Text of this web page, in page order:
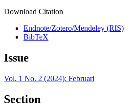
Download Citation
Endnote/Zotero/Mendeley (RIS)
BibTeX
Issue
Vol. 1 No. 2 (2024): Februari
Section